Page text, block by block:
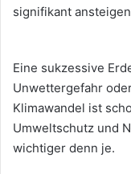
signifikant
Eine sukzessive
Unwettergefahr
Klimawandel ist
Umweltschutz und
wichtiger denn je.